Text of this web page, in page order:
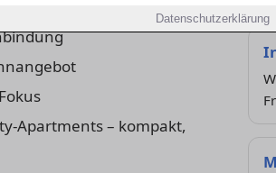
Datenschutzerklärung
Apartments – kompakt,